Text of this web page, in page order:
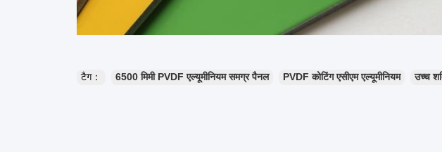
टैग： 6500 मिमी PVDF एल्यूमीनियम समग्र पैनल PVDF कोटिंग एसीएम एल्यूमीनियम उच्च